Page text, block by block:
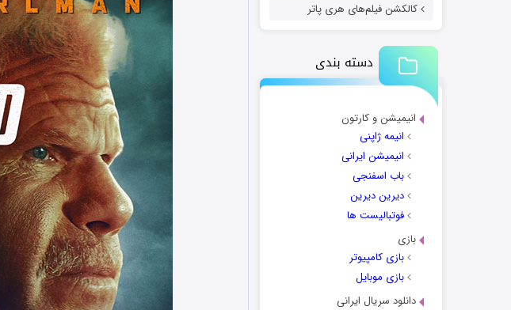
کالکشن فیلم‌های هری پاتر
دسته بندی
انیمیشن و کارتون
انیمه ژاپنی
انیمیشن ایرانی
باب اسفنجی
دیرین دیرین
فوتبالیست ها
بازی
بازی کامپیوتر
بازی موبایل
دانلود سریال ایرانی